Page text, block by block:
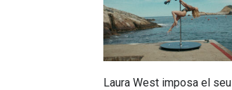
Laura West imposa el seu